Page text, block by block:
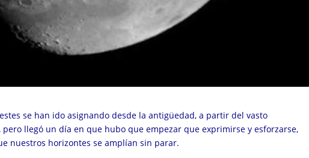
se han ido asignando desde la antigüedad, a partir del vasto
llegó un día en que hubo que empezar que exprimirse y esforzarse,
nuestros horizontes se amplían sin parar.